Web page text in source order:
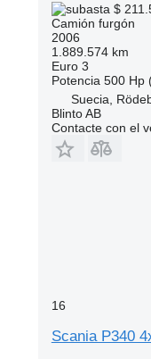
$
Camión furgón
2006
1.889.574 km
Euro 3
Potencia 500 Hp
Suecia,
Blinto AB
Contacte con el
16
Scania P340